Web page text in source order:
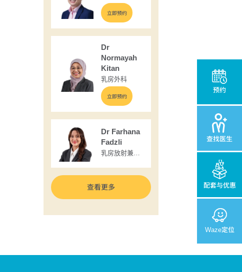
立即预约
Dr
Normayah
Kitan
乳房外科
立即预约
Dr Farhana
Fadzli
乳房放射兼核
查看更多
预约
查找医生
配套与优惠
Waze定位